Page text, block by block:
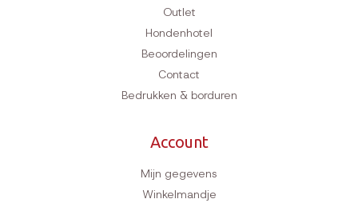
Outlet
Hondenhotel
Beoordelingen
Contact
Bedrukken & borduren
Account
Mijn gegevens
Winkelmandje